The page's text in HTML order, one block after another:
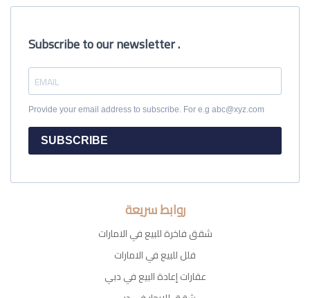
Subscribe to our newsletter .
Provide your email address to subscribe. For e.g abc@xyz.com
SUBSCRIBE
روابط سريعة
شقق فاخرة للبيع في الامارات
فلل للبيع في الامارات
عقارات إعادة البيع في دبي